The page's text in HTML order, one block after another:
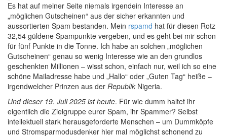
Es hat auf meiner Seite niemals irgendein Interesse an
„möglichen Gutscheinen“ aus der sicher erkannten und
aussortierten Spam bestanden. Mein rspamd hat für diesen Rotz
32,54 güldene Spampunkte vergeben, und es geht bei mir schon
für fünf Punkte in die Tonne. Ich habe an solchen „möglichen
Gutscheinen“ genau so wenig Interesse wie an den grundlos
geschenkten Millionen – wisst schon, einfach nur, weil ich so eine
schöne Mailadresse habe und „Hallo“ oder „Guten Tag“ heiße –
irgendwelcher Prinzen aus der Republik Nigeria.
Und dieser 19. Juli 2025 ist heute. Für wie dumm haltet ihr
eigentlich die Zielgruppe eurer Spam, ihr Spammer? Selbst
intellektuell stark herausgeforderte Menschen – um Dummköpfe
und Stromsparmodusdenker hier mal möglichst schonend zu